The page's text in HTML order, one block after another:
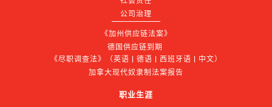
公司治理
《加州供应链法案》
德国供应链到期
《尽职调查法》（英语 | 德语 | 西班牙语 | 中文）
加拿大现代奴隶制法案报告
职业生涯